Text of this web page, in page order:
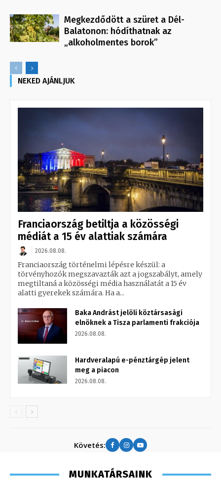
Megkezdődött a szüret a Dél-
Balatonon: hódíthatnak az
„alkoholmentes borok”
NEKED AJÁNLJUK
Franciaország betiltja a közösségi
médiát a 15 év alattiak számára
2026.08.08.
Franciaország történelmi lépésre készül: a
törvényhozók megszavazták azt a jogszabályt, amely
megtiltaná a közösségi média használatát a 15 év
alatti gyerekek számára. Ha a...
Baka Andrást jelöli köztársasági
elnöknek a Tisza parlamenti frakciója
2026.08.08.
Hardveralapú e-pénztárgép jelent
meg a piacon
2026.08.08.
Követés:
MUNKATÁRSAINK